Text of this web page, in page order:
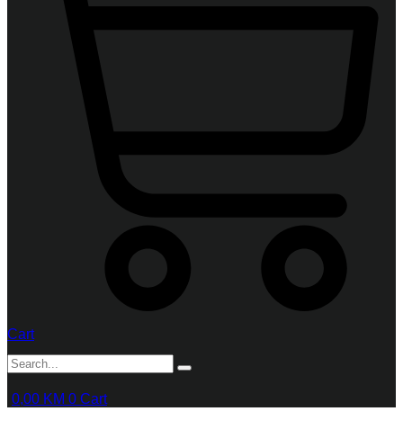
Cart
0,00 KM 0 Cart